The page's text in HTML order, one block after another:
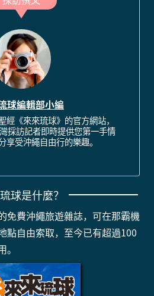
球編輯部小編
經《來來琉球》的官方網站，
採訪記者即時提供您第一手情
享受沖繩自由行的樂趣。
球是什麼？
免費沖繩旅遊雜誌，可在那霸機
點自由索取，至今已有超過100